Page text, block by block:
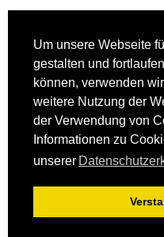
Um unsere Webseite
gestalten und
können, verwenden
weitere Nutzung der
der Verwendung von
Informationen zu
unserer